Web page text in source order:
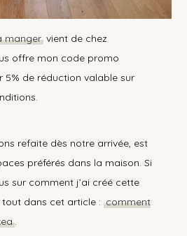
mangervient de chez
offre mon code promo
5% de réduction valable sur
refaite dès notre arrivée, est
préférés dans la maison. Si
sur comment j’ai créé cette
tout dans cet article :comment
.